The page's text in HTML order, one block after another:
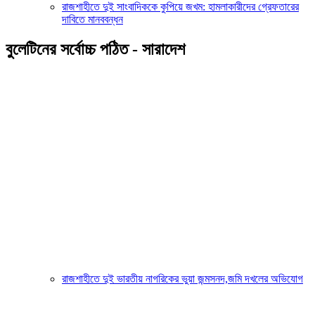
রাজশাহীতে দুই সাংবাদিককে কুপিয়ে জখম: হামলাকারীদের গ্রেফতারের
দাবিতে মানববন্ধন
বুলেটিনের সর্বোচ্চ পঠিত - সারাদেশ
রাজশাহীতে দুই ভারতীয় নাগরিকের ভুয়া জন্মসনদ,জমি দখলের অভিযোগ